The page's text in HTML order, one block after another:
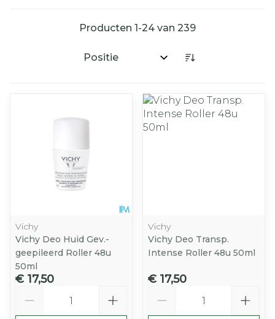
Producten 1-24 van 239
Sorteer op:
Vichy
Vichy Deo Huid Gev.-
geepileerd Roller 48u
50ml
€ 17,50
Vichy
Vichy Deo Transp.
Intense Roller 48u 50ml
€ 17,50